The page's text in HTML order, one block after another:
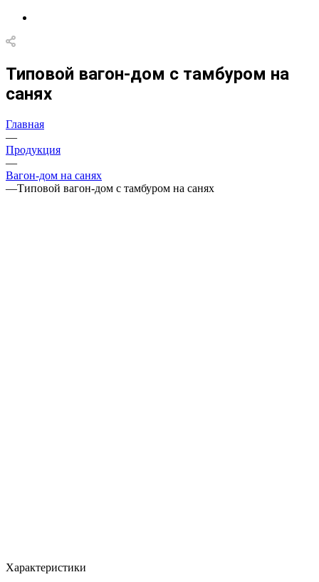
Типовой вагон-дом с тамбуром на
санях
Главная
—
Продукция
—
Вагон-дом на санях
—Типовой вагон-дом с тамбуром на санях
Характеристики